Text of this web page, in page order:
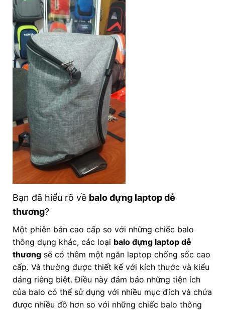
Bạn đã hiểu rõ về balo đựng laptop dễ
thương?
Một phiên bản cao cấp so với những chiếc balo
thông dụng khác, các loại balo đựng laptop dễ
thươngsẽ có thêm một ngăn laptop chống sốc cao
cấp. Và thường được thiết kế với kích thước và kiểu
dáng riêng biệt. Điều này đảm bảo những tiện ích
của balo có thể sử dụng với nhiều mục đích và chứa
được nhiều đồ hơn so với những chiếc balo thông